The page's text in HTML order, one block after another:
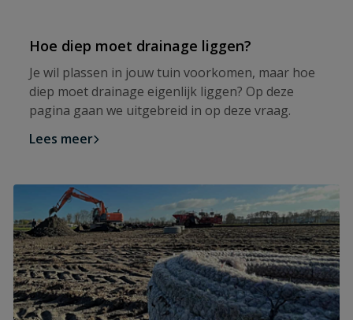
Hoe diep moet drainage liggen?
Je wil plassen in jouw tuin voorkomen, maar hoe
diep moet drainage eigenlijk liggen? Op deze
pagina gaan we uitgebreid in op deze vraag.
Lees meer